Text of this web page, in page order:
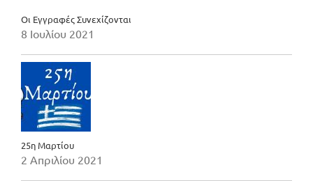
Οι Εγγραφές Συνεχίζονται
8 Ιουλίου 2021
25η Μαρτίου
2 Απριλίου 2021